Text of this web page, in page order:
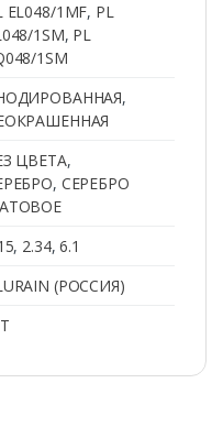
EL048/1MF, PL
1SM, PL
1SM
,
ЦВЕТА,
, СЕРЕБРО
, 2.34,6.1
(РОССИЯ)